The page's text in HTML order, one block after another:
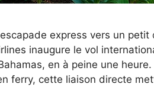
escapade express vers un
inaugure le vol
en à peine une
ferry, cette liaison directe